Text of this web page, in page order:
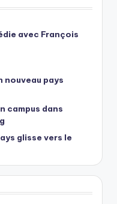
avec François
nouveau pays
campus dans
glisse vers le